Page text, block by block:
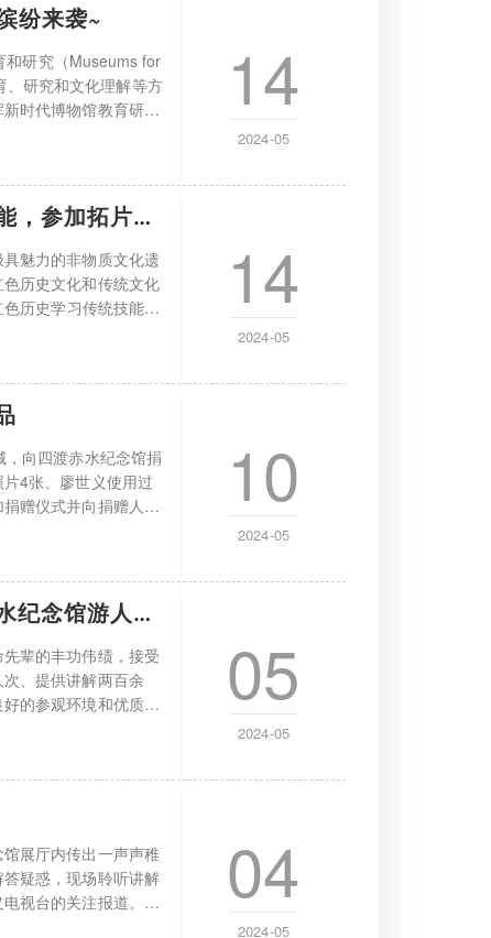
纷来袭~
和研究（Museums for
研究和文化理解等方
时代博物馆教育研究
14
2024-05
参加拓片文化体验
魅力的非物质文化遗
历史文化和传统文化
历史学习传统技能传
14
2024-05
向四渡赤水纪念馆捐
4张、廖世义使用过
赠仪式并向捐赠人颁
10
2024-05
念馆游人如织 热闹非凡
辈的丰功伟绩，接受
、提供讲解两百余
的参观环境和优质的
05
2024-05
展厅内传出一声声稚
疑惑，现场聆听讲解
视台的关注报道。从
04
2024-05